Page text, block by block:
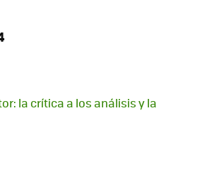
la crítica a los análisis y la